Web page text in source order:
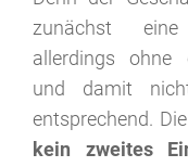
zunächst eine
allerdings ohne
und damit
entsprechend.
kein zweites